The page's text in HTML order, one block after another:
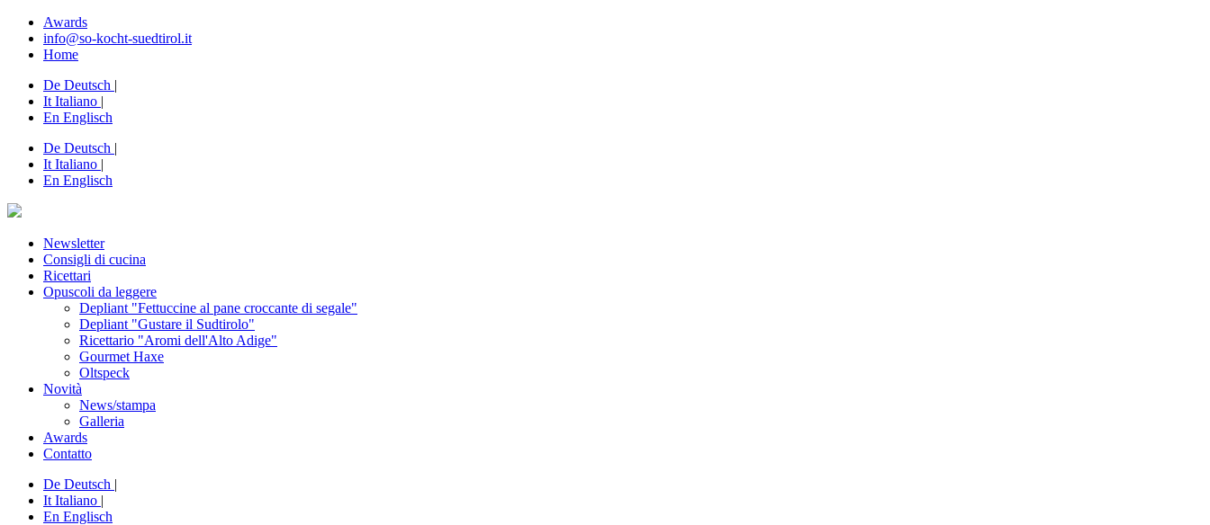
Awards
info@so-kocht-suedtirol.it
Home
De Deutsch |
It Italiano |
En Englisch
De Deutsch |
It Italiano |
En Englisch
Newsletter
Consigli di cucina
Ricettari
Opuscoli da leggere
Depliant "Fettuccine al pane croccante di segale"
Depliant "Gustare il Sudtirolo"
Ricettario "Aromi dell'Alto Adige"
Gourmet Haxe
Oltspeck
Novità
News/stampa
Galleria
Awards
Contatto
De Deutsch |
It Italiano |
En Englisch